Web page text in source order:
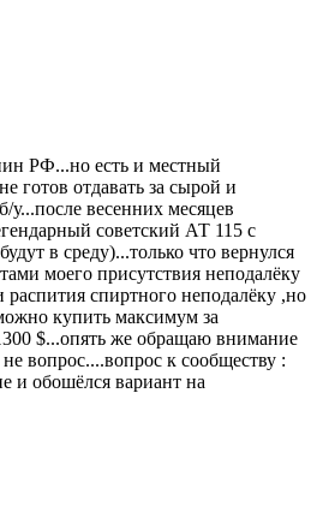
РФ...но есть и местный
готов отдавать за сырой и
весенних месяцев
советский АТ 115 с
в среду)...только что вернулся
моего присутствия неподалёку
спиртного неподалёку ,но
купить максимум за
$...опять же обращаю внимание
вопрос....вопрос к сообществу :
и обошёлся вариант на